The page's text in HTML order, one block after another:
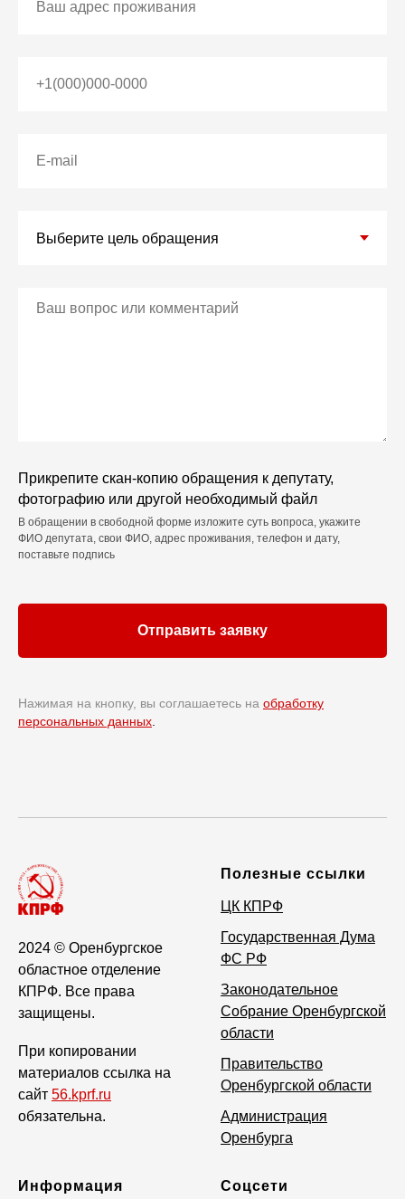
Прикрепите скан-копию обращения к депутату,
фотографию или другой необходимый файл
В обращении в свободной форме изложите суть вопроса, укажите
ФИО депутата, свои ФИО, адрес проживания, телефон и дату,
поставьте подпись
Отправить заявку
Нажимая на кнопку, вы соглашаетесь на обработку
персональных данных
2024 © Оренбургское
областное отделение
КПРФ. Все права
защищены.
При копировании
материалов ссылка на
сайт 56.kprf.ru
обязательна.
Полезные ссылки
ЦК КПРФ
Государственная Дума
ФС РФ
Законодательное
Собрание Оренбургской
области
Правительство
Оренбургской области
Администрация
Оренбурга
Информация Соцсети